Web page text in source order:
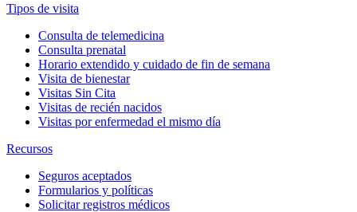
Tipos de visita
Consulta de telemedicina
Consulta prenatal
Horario extendido y cuidado de fin de semana
Visita de bienestar
Visitas Sin Cita
Visitas de recién nacidos
Visitas por enfermedad el mismo día
Recursos
Seguros aceptados
Formularios y políticas
Solicitar registros médicos